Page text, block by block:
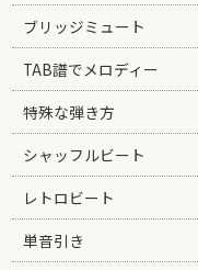
ブリッジミュート
TAB譜でメロディー
特殊な弾き方
シャッフルビート
レトロビート
単音引き